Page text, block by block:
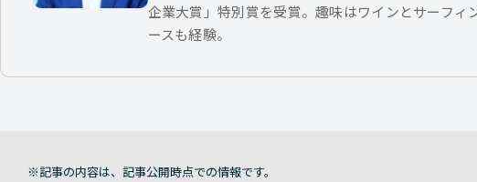
企業大賞」特別賞を受賞。趣味はワインとサーフィ
ースも経験。
記事の内容は、記事公開時点での情報です。